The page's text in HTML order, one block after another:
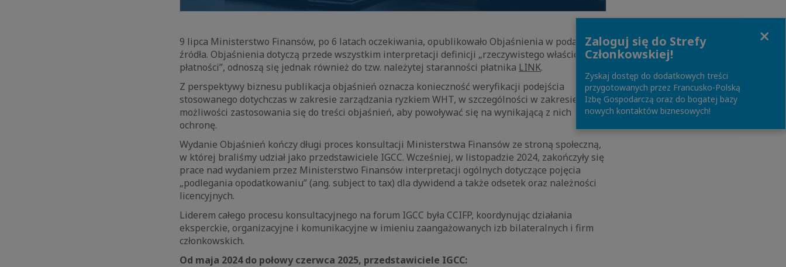
9 lipca Ministerstwo Finansów, po 6 latach oczekiwania, opublikowało Objaśnienia w podatku u
źródła. Objaśnienia dotyczą przede wszystkim interpretacji definicji „rzeczywistego właściciela
płatności”, odnoszą się jednak również do tzw. należytej staranności płatnika LINK.
Z perspektywy biznesu publikacja objaśnień oznacza konieczność weryfikacji podejścia
stosowanego dotychczas w zakresie zarządzania ryzkiem WHT, w szczególności w zakresie
możliwości zastosowania się do treści objaśnień, aby powoływać się na wynikającą z nich
ochronę.
Wydanie Objaśnień kończy długi proces konsultacji Ministerstwa Finansów ze stroną społeczną,
w której braliśmy udział jako przedstawiciele IGCC. Wcześniej, w listopadzie 2024, zakończyły się
prace nad wydaniem przez Ministerstwo Finansów interpretacji ogólnych dotyczące pojęcia
„podlegania opodatkowaniu” (ang. subject to tax) dla dywidend a także odsetek oraz należności
licencyjnych.
Liderem całego procesu konsultacyjnego na forum IGCC była CCIFP, koordynując działania
eksperckie, organizacyjne i komunikacyjne w imieniu zaangażowanych izb bilateralnych i firm
członkowskich.
Od maja 2024 do połowy czerwca 2025, przedstawiciele IGCC:
Zaloguj się do Strefy
Członkowskiej!
Zyskaj dostęp do dodatkowych treści
przygotowanych przez Francusko-Polską
Izbę Gospodarczą oraz do bogatej bazy
nowych kontaktów biznesowych!